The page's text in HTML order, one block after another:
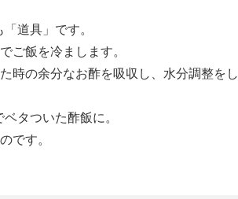
道具」です。
ご飯を冷まします。
時の余分なお酢を吸収し、水分調整を
タついた酢飯に。
です。